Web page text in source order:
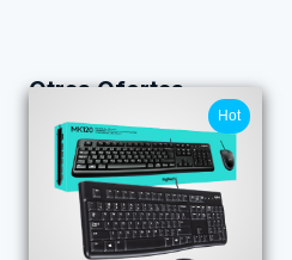
Otras Ofertas
Hot